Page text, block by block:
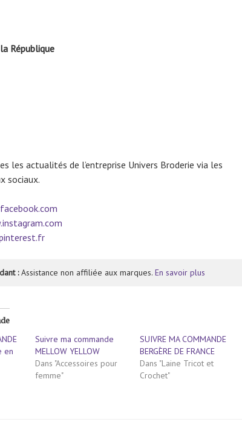
République
les actualités de l’entreprise Univers Broderie via les
sociaux.
:Assistance non affiliée aux marques. En savoir plus
en
Suivre ma commande
MELLOW YELLOW
Dans "Accessoires pour
femme"
SUIVRE MA COMMANDE
BERGÈRE DE FRANCE
Dans "Laine Tricot et
Crochet"